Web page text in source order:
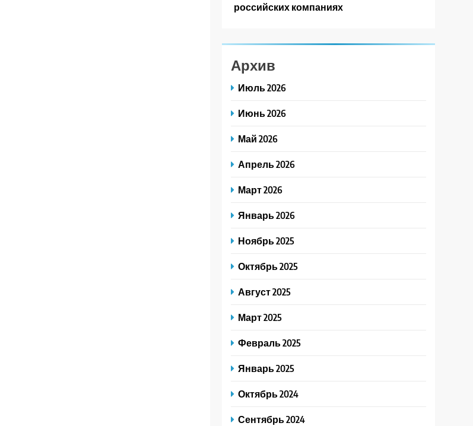
российских компаниях
Архив
Июль 2026
Июнь 2026
Май 2026
Апрель 2026
Март 2026
Январь 2026
Ноябрь 2025
Октябрь 2025
Август 2025
Март 2025
Февраль 2025
Январь 2025
Октябрь 2024
Сентябрь 2024